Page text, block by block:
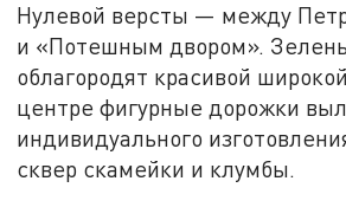
Нулевой версты — между
и «Потешным двором».
облагородят красивой
центре фигурные дорожки
индивидуального
сквер скамейки и клумбы.